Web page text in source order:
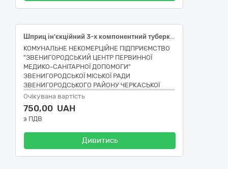
Шприц ін'єкційний 3-х компонентний туберкуліновий одноразовий стерильний, 1 мл., з голкою 26G
КОМУНАЛЬНЕ НЕКОМЕРЦІЙНЕ ПІДПРИЄМСТВО
"ЗВЕНИГОРОДСЬКИЙ ЦЕНТР ПЕРВИННОЇ
МЕДИКО-САНІТАРНОЇ ДОПОМОГИ"
ЗВЕНИГОРОДСЬКОЇ МІСЬКОЇ РАДИ
ЗВЕНИГОРОДСЬКОГО РАЙОНУ ЧЕРКАСЬКОЇ
ОБЛАСТІ
Очікувана вартість
750,00 UAH
з ПДВ
Дивитись